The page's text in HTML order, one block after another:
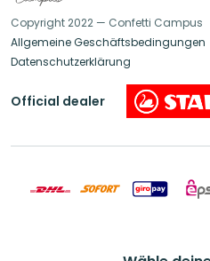
Copyright 2022 — Confetti Campus
Allgemeine Geschäftsbedingungen
Datenschutzerklärung
Official dealer